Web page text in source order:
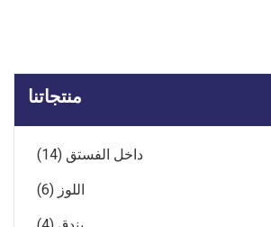
منتجاتنا
داخل الفستق (14)
اللوز (6)